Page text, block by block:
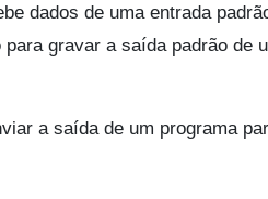
dados de uma entrada
gravar a saída padrão de
a saída de um programa